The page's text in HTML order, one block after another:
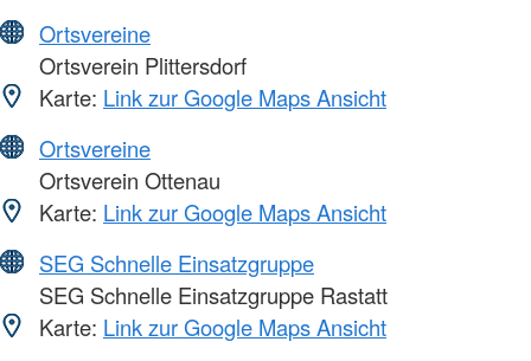
Ortsvereine
Ortsverein Plittersdorf
Karte: Link zur Google Maps Ansicht
Ortsvereine
Ortsverein Ottenau
Karte: Link zur Google Maps Ansicht
SEG Schnelle Einsatzgruppe
SEG Schnelle Einsatzgruppe Rastatt
Karte: Link zur Google Maps Ansicht